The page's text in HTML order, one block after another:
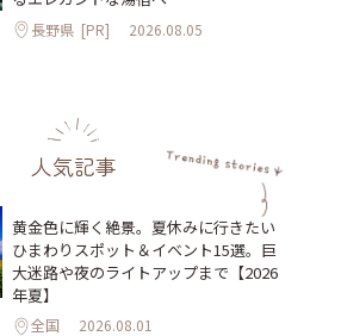
長野県 [PR] 2026.08.05
人気記事
黄金色に輝く絶景。夏休みに行きたい
ひまわりスポット＆イベント15選。巨
大迷路や夜のライトアップまで【2026
年夏】
全国 2026.08.01